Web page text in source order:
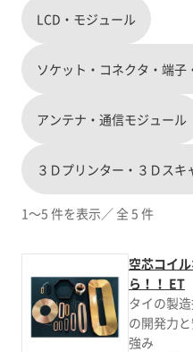
LCD・モジュール
ソケット・コネクタ・端子
アンテナ・通信モジュール
３Ｄプリンター・３Ｄスキ
1～5 件を表示／ 全 5 件
空芯コイ
ら！！ ET
タイの製
の開発力
強み